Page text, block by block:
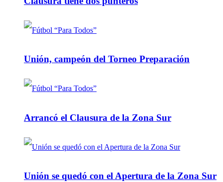
Unión, campeón del Torneo Preparación
Arrancó el Clausura de la Zona Sur
Unión se quedó con el Apertura de la Zona Sur